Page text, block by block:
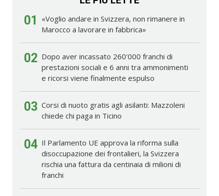
01
«Voglio andare in Svizzera, non rimanere in
Marocco a lavorare in fabbrica»
02 Dopo aver incassato 260'000 franchi di
prestazioni sociali e 6 anni tra ammonimenti
e ricorsi viene finalmente espulso
03 Corsi di nuoto gratis agli asilanti: Mazzoleni
chiede chi paga in Ticino
04 Il Parlamento UE approva la riforma sulla
disoccupazione dei frontalieri, la Svizzera
rischia una fattura da centinaia di milioni di
franchi